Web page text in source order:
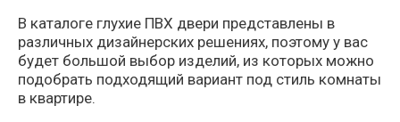
В каталоге глухие ПВХ двери представлены в
различных дизайнерских решениях, поэтому у вас
будет большой выбор изделий, из которых можно
подобрать подходящий вариант под стиль комнаты
в квартире.